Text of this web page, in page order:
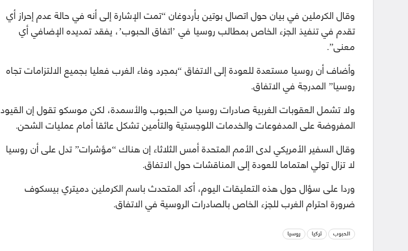
وقال الكرملين في بيان حول اتصال بوتين بأردوغان “تمت الإشارة إلى أنه في حالة عدم إحراز أي
تقدم في تنفيذ الجزء الخاص بمطالب روسيا في ’اتفاق الحبوب’، يفقد تمديده الإضافي أي
معنى”.
وأضاف أن روسيا مستعدة للعودة إلى الاتفاق “بمجرد وفاء الغرب فعليا بجميع الالتزامات تجاه
روسيا” المدرجة في الاتفاق.
ولا تشمل العقوبات الغربية صادرات روسيا من الحبوب والأسمدة، لكن موسكو تقول إن القيود
المفروضة على المدفوعات والخدمات اللوجستية والتأمين تشكل عائقا أمام عمليات الشحن.
وقال السفير الأمريكي لدى الأمم المتحدة أمس الثلاثاء إن هناك “مؤشرات” تدل على أن روسيا
لا تزال تولي اهتماما للعودة إلى المناقشات حول الاتفاق.
وردا على سؤال حول هذه التعليقات اليوم، أكد المتحدث باسم الكرملين دميتري بيسكوف
ضرورة احترام الغرب للجزء الخاص بالصادرات الروسية في الاتفاق.
الحبوب تركيا روسيا